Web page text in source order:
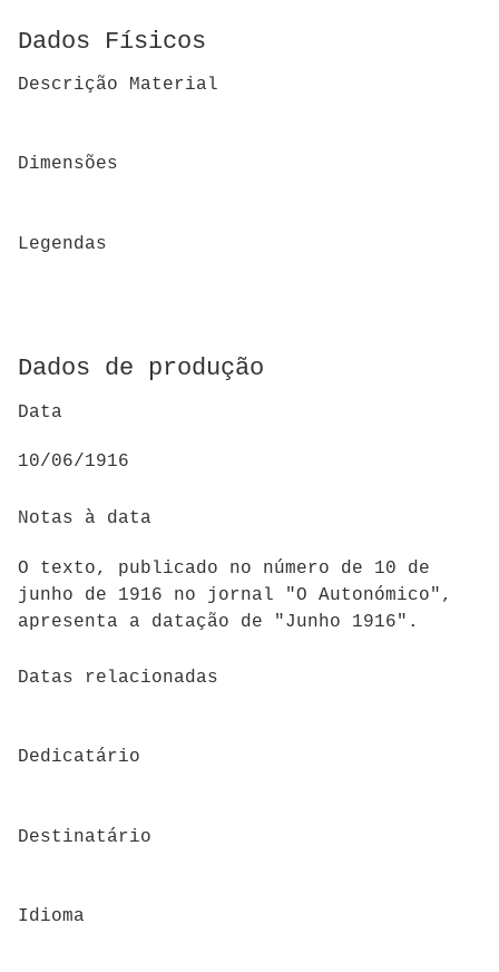
Dados Físicos
Descrição Material
Dimensões
Legendas
Dados de produção
Data
10/06/1916
Notas à data
O texto, publicado no número de 10 de
junho de 1916 no jornal "O Autonómico",
apresenta a datação de "Junho 1916".
Datas relacionadas
Dedicatário
Destinatário
Idioma